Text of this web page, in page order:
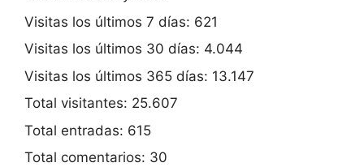
Visitas los últimos 7 días: 621
Visitas los últimos 30 días: 4.044
Visitas los últimos 365 días: 13.147
Total visitantes: 25.607
Total entradas: 615
Total comentarios: 30